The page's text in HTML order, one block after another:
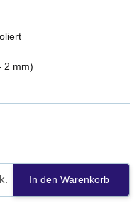
2 mm)
In den Warenkorb